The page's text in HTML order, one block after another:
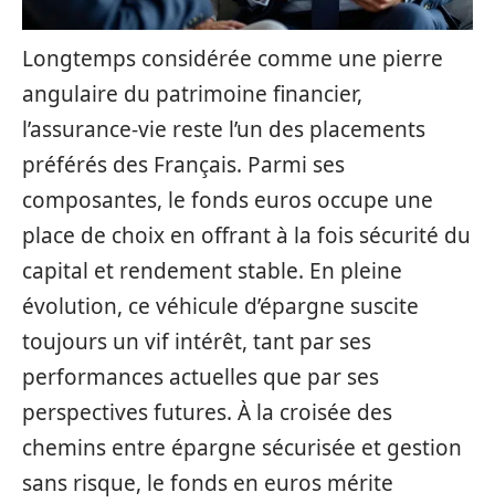
Longtemps considérée comme une pierre
angulaire du patrimoine financier,
l’assurance-vie reste l’un des placements
préférés des Français. Parmi ses
composantes, le fonds euros occupe une
place de choix en offrant à la fois sécurité du
capital et rendement stable. En pleine
évolution, ce véhicule d’épargne suscite
toujours un vif intérêt, tant par ses
performances actuelles que par ses
perspectives futures. À la croisée des
chemins entre épargne sécurisée et gestion
sans risque, le fonds en euros mérite